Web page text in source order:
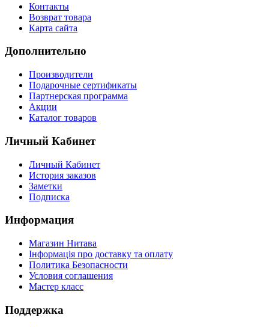
Контакты
Возврат товара
Карта сайта
Дополнительно
Производители
Подарочные сертификаты
Партнерская программа
Акции
Каталог товаров
Личный Кабинет
Личный Кабинет
История заказов
Заметки
Подписка
Информация
Магазин Нитава
Інформація про доставку та оплату
Политика Безопасности
Условия соглашения
Мастер класс
Поддержка